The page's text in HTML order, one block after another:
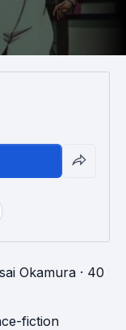
Okamura · 40
fiction